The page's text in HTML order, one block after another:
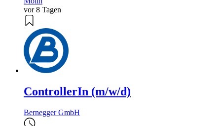
vor 8 Tagen
ControllerIn (m/w/d)
Bernegger GmbH